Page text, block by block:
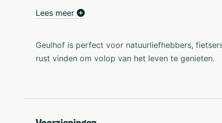
de Geulhof biedt tevens een ideale uitvalsbasis
Op de kleinschalige camping, omringd door water
camping is verscholen tussen bomen en struiken en
Lees meer
Geulhof is perfect voor natuurliefhebbers,
rust vinden om volop van het leven te genieten.